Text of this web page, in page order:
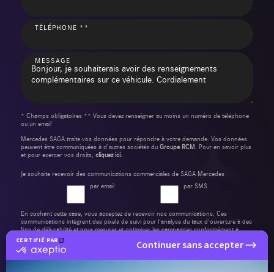
CERTIFIÉ PAR
certifié
Continuer sans accepter
TÉLÉPHONE **
MESSAGE
* Champs obligatoires ** Vous devez renseigner au moins un numéro de téléphone
ou un email
Mercedes SAGA traite vos données pour répondre à votre demande. Vos données
peuvent être communiquées à d’autres sociétés du Groupe RCM. Pour en savoir plus
et pour exercer vos droits, cliquez ici.
Je souhaite recevoir des communications commerciales de SAGA Mercedes
par email
par SMS
En cochant cette case, vous acceptez de recevoir nos communications. Ces
communications intègrent des pixels de suivi pour l'analyse du taux d'ouverture à des
fins de délivrabilité et pour mesurer et optimiser les campagnes conformément à
notrepolitique de confidentialité